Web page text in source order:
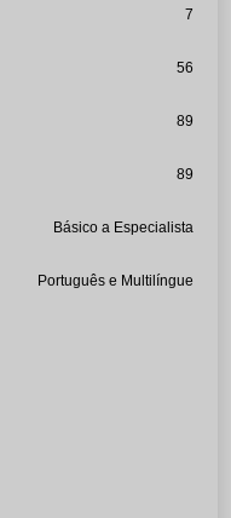
7
56
89
89
Básico a Especialista
Português e Multilíngue